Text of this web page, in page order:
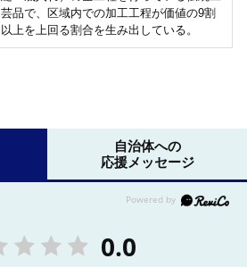
芸品で、区域内での加工工程が価値の9割
以上を上回る割合を生み出している。
自治体への
応援メッセージ
0.0